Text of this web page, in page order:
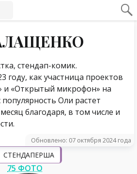
стендап-комик.
году, как участница проектов
и «Открытый микрофон» на
Оли растет
благодаря, в том числе и
Обновлено: 07 октября 2024 года
СТЕНДАПЕРША
75 ФОТО